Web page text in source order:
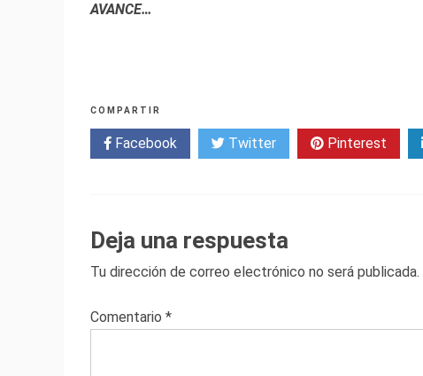
AVANCE…
COMPARTIR
Facebook Twitter Pinterest
Deja una respuesta
Tu dirección de correo electrónico no será publicada.
Comentario *